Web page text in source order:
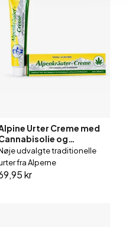
Urter Creme med
og
- 200 ml
udvalgte traditionelle
fra Alperne
kr